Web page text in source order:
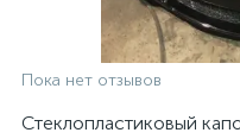
Пока нет отзывов
Стеклопластиковый